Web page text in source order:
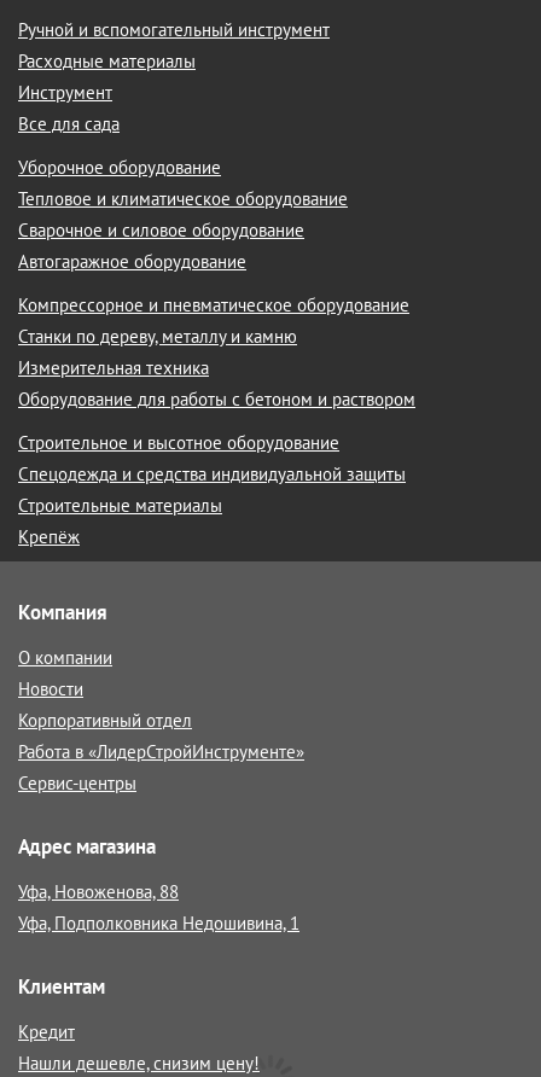
Ручной и вспомогательный инструмент
Расходные материалы
Инструмент
Все для сада
Уборочное оборудование
Тепловое и климатическое оборудование
Сварочное и силовое оборудование
Автогаражное оборудование
Компрессорное и пневматическое оборудование
Станки по дереву, металлу и камню
Измерительная техника
Оборудование для работы с бетоном и раствором
Строительное и высотное оборудование
Спецодежда и средства индивидуальной защиты
Строительные материалы
Крепёж
Компания
О компании
Новости
Корпоративный отдел
Работа в «ЛидерСтройИнструменте»
Сервис-центры
Адрес магазина
Уфа, Новоженова, 88
Уфа, Подполковника Недошивина, 1
Клиентам
Кредит
Нашли дешевле, снизим цену!